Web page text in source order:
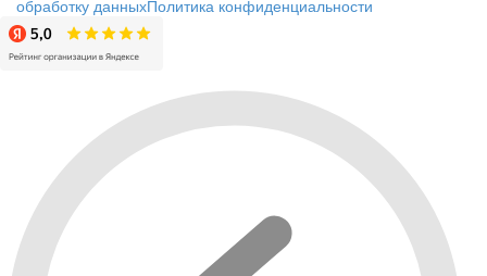
обработку данныхПолитика конфиденциальности